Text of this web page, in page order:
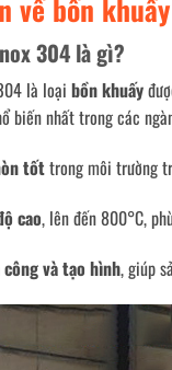
về bồn
304 là gì?
là loại bồn khuấy
biến nhất trong các
tốttrong môi trường
cao, lên đến 800°C,
công và tạo hình, giúp